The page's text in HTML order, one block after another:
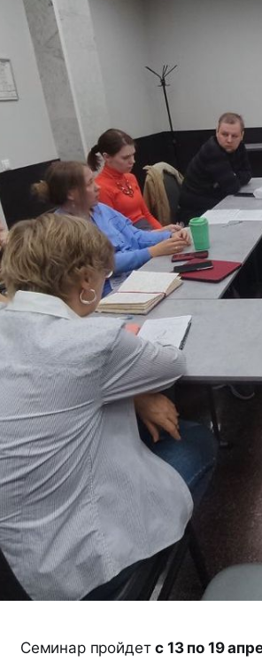
Семинар пройдетс 13 по 19